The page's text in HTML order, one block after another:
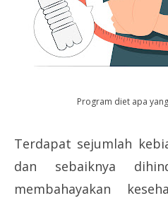
Program diet apa
Terdapat sejumlah
dan sebaiknya
membahayakan